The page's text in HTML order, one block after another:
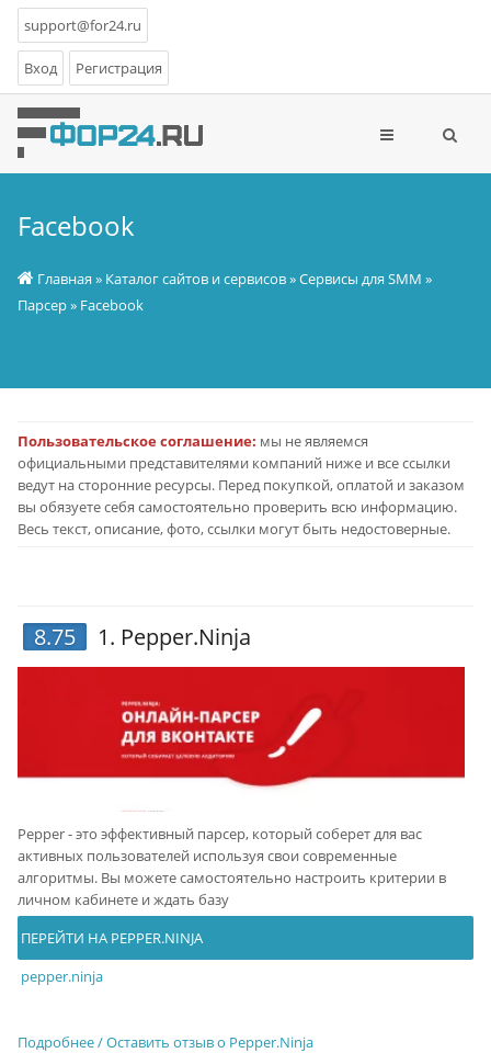
support@for24.ru
Вход Регистрация
Facebook
Главная » Каталог сайтов и сервисов»Сервисы для SMM »
Парсер» Facebook
Пользовательское соглашение: мы не являемся
официальными представителями компаний ниже и все ссылки
ведут на сторонние ресурсы. Перед покупкой, оплатой и заказом
вы обязуете себя самостоятельно проверить всю информацию.
Весь текст, описание, фото, ссылки могут быть недостоверные.
8.75 1. Pepper.Ninja
Pepper - это эффективный парсер, который соберет для вас
активных пользователей используя свои современные
алгоритмы. Вы можете самостоятельно настроить критерии в
личном кабинете и ждать базу
ПЕРЕЙТИ НА PEPPER.NINJA
pepper.ninja
Подробнее / Оставить отзыв о Pepper.Ninja